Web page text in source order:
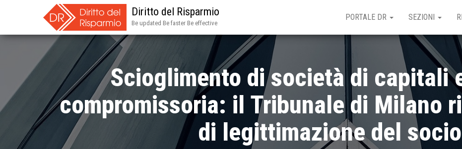
Diritto del Risparmio
Be updated Be faster Be effective
PORTALE DR SEZIONI
Scioglimento di società di capitali
compromissoria: il Tribunale di Milano
di legittimazione del